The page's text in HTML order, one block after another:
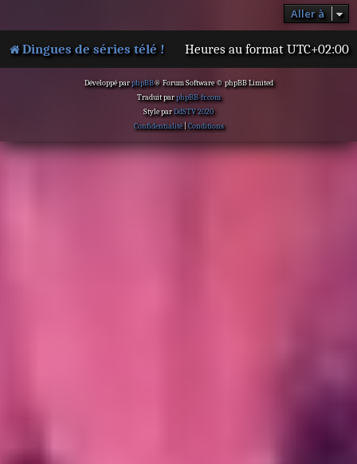
Aller à
Dingues de séries télé ! Heures au format UTC+02:00
Développé parphpBB® Forum Software © phpBB Limited
Traduit parphpBB-fr.com
Style parDdSTV 2020
Confidentialité| Conditions